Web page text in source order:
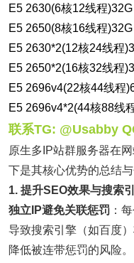
E5 2630(6核12线程
E5 2650(8核16线程
E5 2630*2(12核24线程
E5 2650*2(16核32线程
E5 2696v4(22核44线程
E5 2696v4*2(44核88线
联系TG: @Usabby
原生多IP站群服务器在
下是其核心优势的总结与
1. 提升SEO效果与搜索
独立IP避免关联惩罚 ：
导致搜索引擎（如百度）
降低被连带惩罚的风险。